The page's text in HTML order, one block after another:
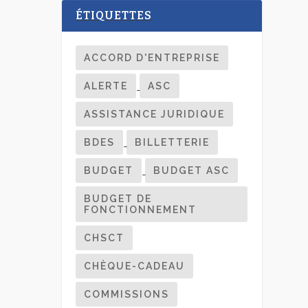
ÉTIQUETTES
ACCORD D'ENTREPRISE
ALERTE ASC
ASSISTANCE JURIDIQUE
BDES BILLETTERIE
BUDGET BUDGET ASC
BUDGET DE
FONCTIONNEMENT
CHSCT
CHÈQUE-CADEAU
COMMISSIONS